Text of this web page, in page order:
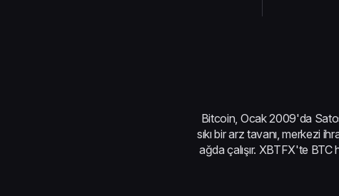
Bitcoin, Ocak 2009'da
sıkı bir arz tavanı, merkezi
ağda çalışır. XBTFX'te